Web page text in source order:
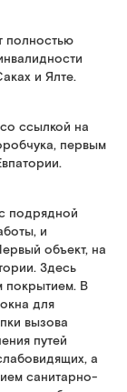
полностью
и Ялте.
ссылкой на
первым
подрядной
и
объект, на
Здесь
покрытием. В
для
вызова
путей
а
санитарно-